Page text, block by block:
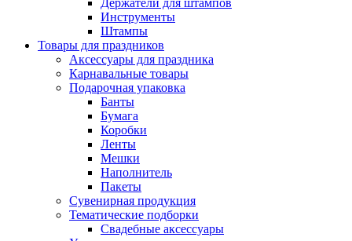
Держатели для штампов
Инструменты
Штампы
Товары для праздников
Аксессуары для праздника
Карнавальные товары
Подарочная упаковка
Банты
Бумага
Коробки
Ленты
Мешки
Наполнитель
Пакеты
Сувенирная продукция
Тематические подборки
Свадебные аксессуары